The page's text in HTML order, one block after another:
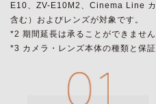
E10、ZV-E10M2、Cinema Line
含む）およびレンズが対象です。
*2 期間延長は承ることができません
*3 カメラ・レンズ本体の種類と保